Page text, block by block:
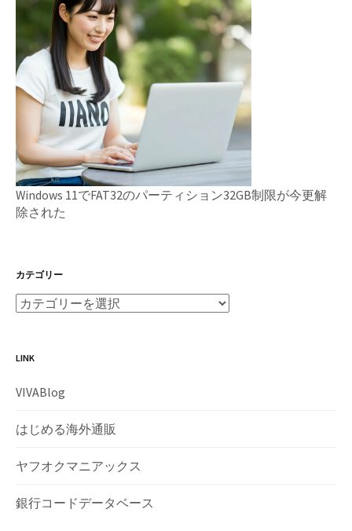
Windows 11でFAT32のパーティション32GB制限が今更解
除された
カテゴリー
LINK
VIVABlog
はじめる海外通販
ヤフオクマニアックス
銀行コードデータベース